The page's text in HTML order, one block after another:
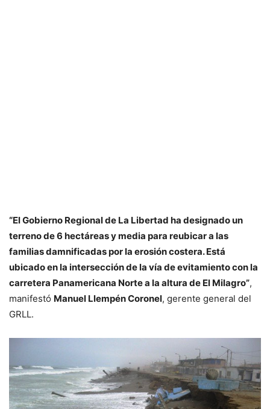
“El Gobierno Regional de La Libertad ha designado un
terreno de 6 hectáreas y media para reubicar a las
familias damnificadas por la erosión costera. Está
ubicado en la intersección de la vía de evitamiento con la
carretera Panamericana Norte a la altura de El Milagro”,
manifestó Manuel Llempén Coronel, gerente general del
GRLL.